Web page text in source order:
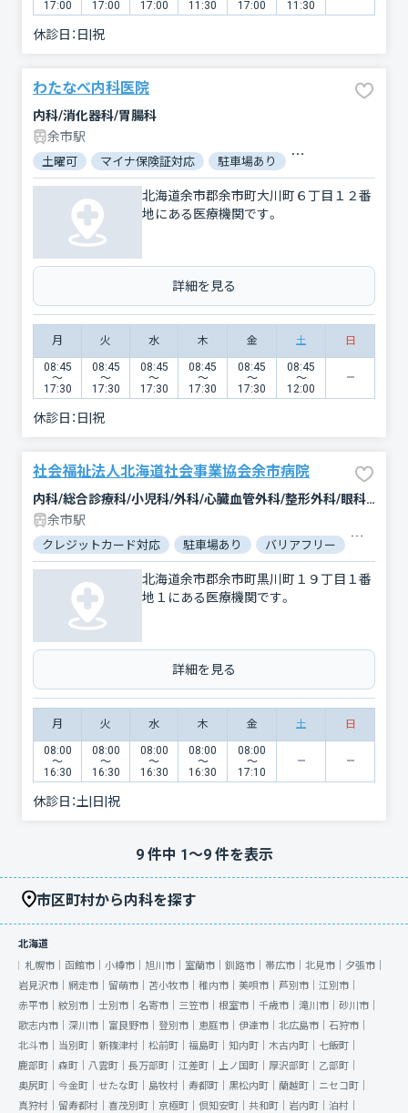
17:00
17:00
17:00
11:30
17:00
11:30
休診日： 日|祝
わたなべ内科医院
内科/消化器科/胃腸科
余市駅
土曜可 マイナ保険証対応 駐車場あり
北海道余市郡余市町大川町６丁目１２番
地にある医療機関です。
詳細を見る
月 火 水 木 金 土 日
08:45
〜
17:30
08:45
〜
17:30
08:45
〜
17:30
08:45
〜
17:30
08:45
〜
17:30
08:45
〜
12:00
休診日： 日|祝
社会福祉法人北海道社会事業協会余市病院
内科/総合診療科/小児科/外科/心臓血管外科/整形外科/眼科/産婦人科/泌尿器科/リハビリテーション
余市駅
クレジットカード対応 駐車場あり バリアフリー
北海道余市郡余市町黒川町１９丁目１番
地１にある医療機関です。
詳細を見る
月 火 水 木 金 土 日
08:00
〜
16:30
08:00
〜
16:30
08:00
〜
16:30
08:00
〜
16:30
08:00
〜
17:10
休診日：土|日|祝
9件中 1〜9件を表示
市区町村から内科を探す
北海道
札幌市｜ 函館市｜ 小樽市｜ 旭川市｜ 室蘭市｜ 釧路市｜ 帯広市｜ 北見市｜ 夕張市｜
岩見沢市｜ 網走市｜ 留萌市｜ 苫小牧市｜ 稚内市｜ 美唄市｜ 芦別市｜ 江別市｜
赤平市｜ 紋別市｜ 士別市｜ 名寄市｜ 三笠市｜ 根室市｜ 千歳市｜ 滝川市｜ 砂川市｜
歌志内市｜ 深川市｜ 富良野市｜ 登別市｜ 恵庭市｜ 伊達市｜ 北広島市｜ 石狩市｜
北斗市｜ 当別町｜ 新篠津村｜ 松前町｜ 福島町｜ 知内町｜ 木古内町｜ 七飯町｜
鹿部町｜ 森町｜ 八雲町｜ 長万部町｜ 江差町｜ 上ノ国町｜ 厚沢部町｜ 乙部町｜
奥尻町｜ 今金町｜ せたな町｜ 島牧村｜ 寿都町｜ 黒松内町｜ 蘭越町｜ ニセコ町｜
真狩村｜ 留寿都村｜ 喜茂別町｜ 京極町｜ 倶知安町｜ 共和町｜ 岩内町｜ 泊村｜